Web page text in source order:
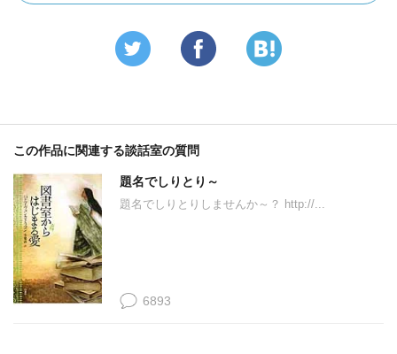
この作品に関連する談話室の質問
題名でしりとり～
題名でしりとりしませんか～？ http://...
6893